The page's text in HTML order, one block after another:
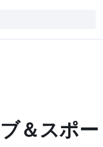
＆スポー